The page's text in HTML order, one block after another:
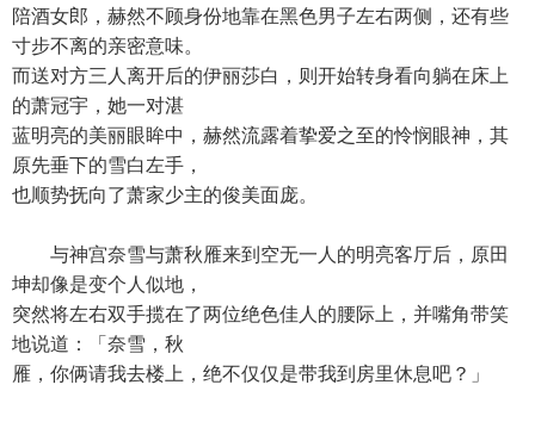
陪酒女郎，赫然不顾身份地靠在黑色男子左右两侧，还有些
寸步不离的亲密意味。
而送对方三人离开后的伊丽莎白，则开始转身看向躺在床上
的萧冠宇，她一对湛
蓝明亮的美丽眼眸中，赫然流露着挚爱之至的怜悯眼神，其
原先垂下的雪白左手，
也顺势抚向了萧家少主的俊美面庞。
与神宫奈雪与萧秋雁来到空无一人的明亮客厅后，原田
坤却像是变个人似地，
突然将左右双手揽在了两位绝色佳人的腰际上，并嘴角带笑
地说道：「奈雪，秋
雁，你俩请我去楼上，绝不仅仅是带我到房里休息吧？」